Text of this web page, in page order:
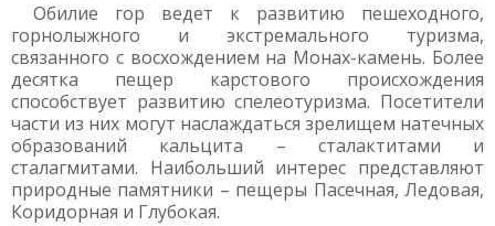
Обилие гор ведет к развитию пешеходного,
горнолыжного и экстремального туризма,
связанного с восхождением на Монах-камень. Более
десятка пещер карстового происхождения
способствует развитию спелеотуризма. Посетители
части из них могут наслаждаться зрелищем натечных
образований кальцита – сталактитами и
сталагмитами. Наибольший интерес представляют
природные памятники – пещеры Пасечная, Ледовая,
Коридорная и Глубокая.